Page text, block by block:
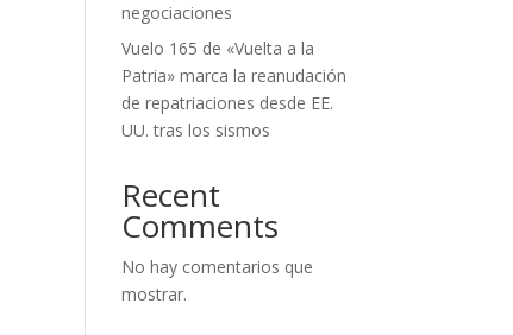
negociaciones
Vuelo 165 de «Vuelta a la
Patria» marca la reanudación
de repatriaciones desde EE.
UU. tras los sismos
Recent
Comments
No hay comentarios que
mostrar.